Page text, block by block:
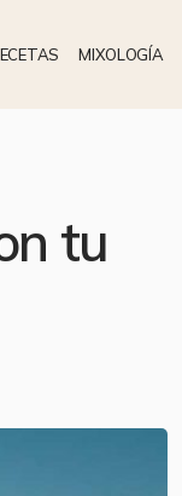
MIXOLOGÍA
tu